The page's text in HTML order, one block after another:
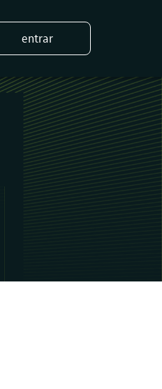
entrar